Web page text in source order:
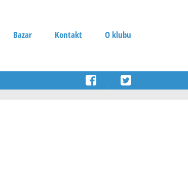
Bazar Kontakt O klubu